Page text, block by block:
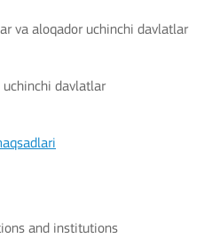
va aloqador uchinchi davlatlar
uchinchi davlatlar
and institutions